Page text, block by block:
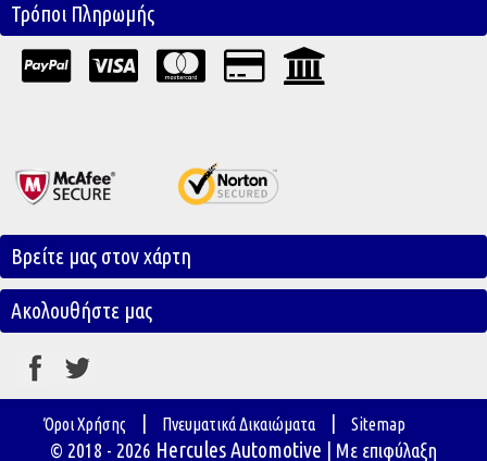
Τρόποι Πληρωμής
Βρείτε μας στον χάρτη
Ακολουθήστε μας
Όροι Χρήσης Πνευματικά Δικαιώματα Sitemap
© 2018 - 2026 Hercules Automotive | Με επιφύλαξη